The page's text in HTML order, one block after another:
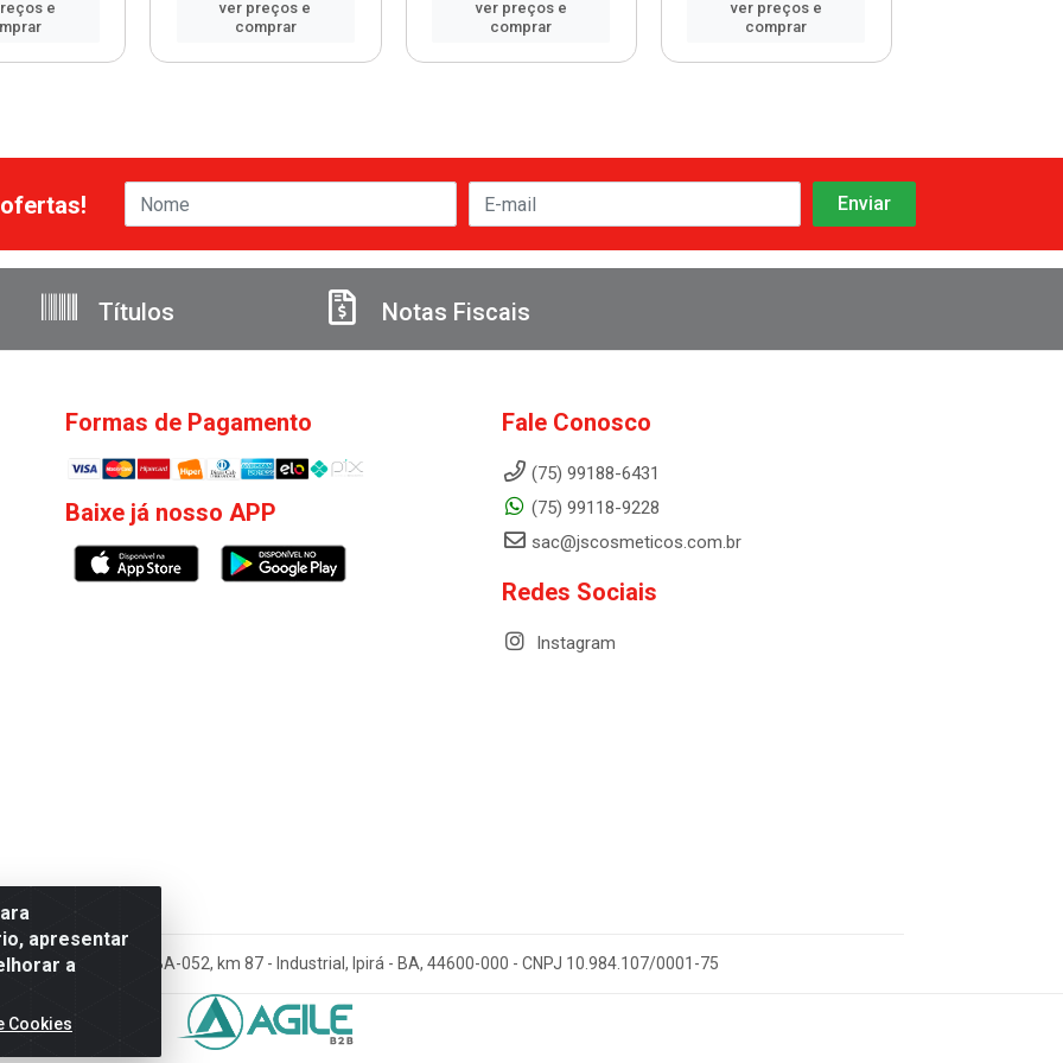
e
ver preços e
comprar
ver preços e
comprar
ver preços e
comprar
apresentar
a
Cookies
Títulos Notas Fiscais
Formas de Pagamento
Baixe já nosso APP
Fale Conosco
(75) 99188-6431
(75) 99118-9228
sac@jscosmeticos.com.br
Redes Sociais
Instagram
Antoneto LTDA - BA-052, km 87 - Industrial, Ipirá - BA, 44600-000 - CNPJ 10.984.107/0001-75